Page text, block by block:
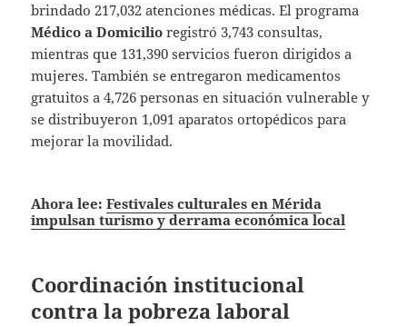
brindado 217,032 atenciones médicas. El programa
Médico a Domicilio registró 3,743 consultas,
mientras que 131,390 servicios fueron dirigidos a
mujeres. También se entregaron medicamentos
gratuitos a 4,726 personas en situación vulnerable y
se distribuyeron 1,091 aparatos ortopédicos para
mejorar la movilidad.
Ahora lee:Festivales culturales en Mérida
impulsan turismo y derrama económica local
Coordinación institucional
contra la pobreza laboral